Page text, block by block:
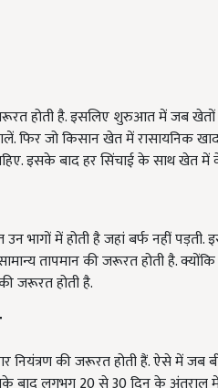
होती है. इसलिए शुरुआत में जब खेतों
फिर जो किसान खेत में रासायनिक खाद
इसके बाद हर सिंचाई के साथ खेत में
भागों में होती है जहां बर्फ नहीं
तापमान की जरूरत होती है.
जरूरत होती है.
की जरूरत होती हैं. ऐसे में जब